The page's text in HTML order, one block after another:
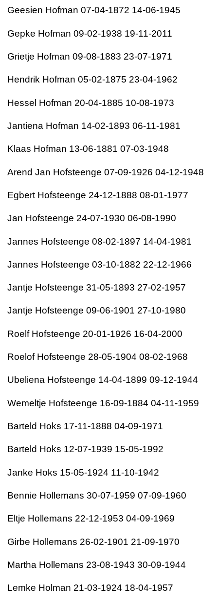
Geesien Hofman 07-04-1872 14-06-1945
Gepke Hofman 09-02-1938 19-11-2011
Grietje Hofman 09-08-1883 23-07-1971
Hendrik Hofman 05-02-1875 23-04-1962
Hessel Hofman 20-04-1885 10-08-1973
Jantiena Hofman 14-02-1893 06-11-1981
Klaas Hofman 13-06-1881 07-03-1948
Arend Jan Hofsteenge 07-09-1926 04-12-1948
Egbert Hofsteenge 24-12-1888 08-01-1977
Jan Hofsteenge 24-07-1930 06-08-1990
Jannes Hofsteenge 08-02-1897 14-04-1981
Jannes Hofsteenge 03-10-1882 22-12-1966
Jantje Hofsteenge 31-05-1893 27-02-1957
Jantje Hofsteenge 09-06-1901 27-10-1980
Roelf Hofsteenge 20-01-1926 16-04-2000
Roelof Hofsteenge 28-05-1904 08-02-1968
Ubeliena Hofsteenge 14-04-1899 09-12-1944
Wemeltje Hofsteenge 16-09-1884 04-11-1959
Barteld Hoks 17-11-1888 04-09-1971
Barteld Hoks 12-07-1939 15-05-1992
Janke Hoks 15-05-1924 11-10-1942
Bennie Hollemans 30-07-1959 07-09-1960
Eltje Hollemans 22-12-1953 04-09-1969
Girbe Hollemans 26-02-1901 21-09-1970
Martha Hollemans 23-08-1943 30-09-1944
Lemke Holman 21-03-1924 18-04-1957